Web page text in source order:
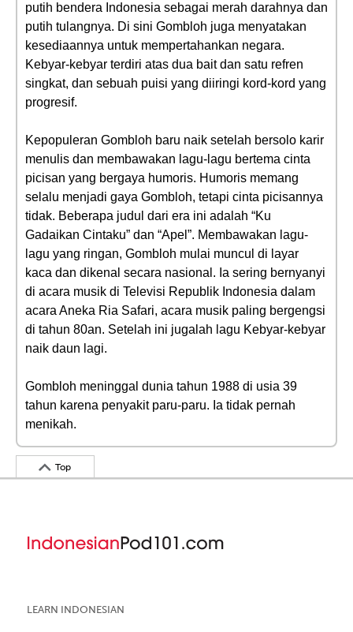
putih bendera Indonesia sebagai merah darahnya dan
putih tulangnya. Di sini Gombloh juga menyatakan
kesediaannya untuk mempertahankan negara.
Kebyar-kebyar terdiri atas dua bait dan satu refren
singkat, dan sebuah puisi yang diiringi kord-kord yang
progresif.
Kepopuleran Gombloh baru naik setelah bersolo karir
menulis dan membawakan lagu-lagu bertema cinta
picisan yang bergaya humoris. Humoris memang
selalu menjadi gaya Gombloh, tetapi cinta picisannya
tidak. Beberapa judul dari era ini adalah “Ku
Gadaikan Cintaku” dan “Apel”. Membawakan lagu-
lagu yang ringan, Gombloh mulai muncul di layar
kaca dan dikenal secara nasional. Ia sering bernyanyi
di acara musik di Televisi Republik Indonesia dalam
acara Aneka Ria Safari, acara musik paling bergengsi
di tahun 80an. Setelah ini jugalah lagu Kebyar-kebyar
naik daun lagi.
Gombloh meninggal dunia tahun 1988 di usia 39
tahun karena penyakit paru-paru. Ia tidak pernah
menikah.
Top
LEARN INDONESIAN